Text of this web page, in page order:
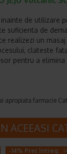
de utilizare
suficienta de
realizezi un
clateste
pentru a
apropiata farmacie
ACEEASI
-14% Preț întreg: